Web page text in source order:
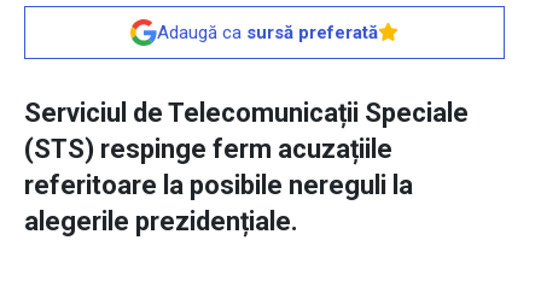
Adaugă ca sursă preferată
Serviciul de Telecomunicații Speciale
(STS) respinge ferm acuzațiile
referitoare la posibile nereguli la
alegerile prezidențiale.